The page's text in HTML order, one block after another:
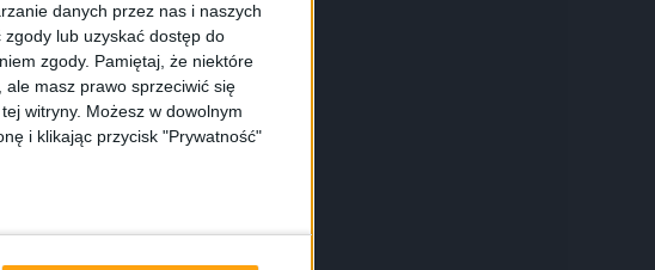
danych przez nas i naszych
lub uzyskać dostęp do
zgody. Pamiętaj, że niektóre
masz prawo sprzeciwić się
witryny. Możesz w dowolnym
i klikając przycisk "Prywatność"